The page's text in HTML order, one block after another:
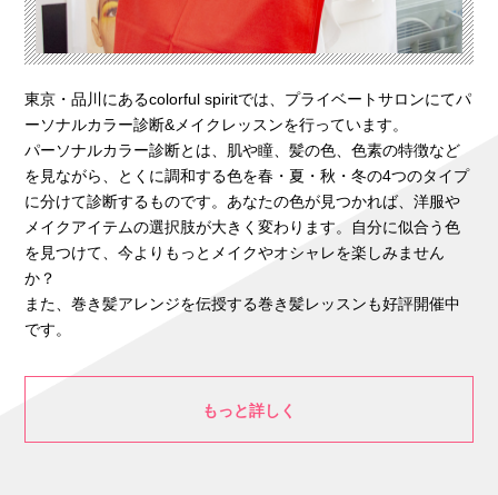
東京・品川にあるcolorful spiritでは、プライベートサロンにてパ
ーソナルカラー診断&メイクレッスンを行っています。
パーソナルカラー診断とは、肌や瞳、髪の色、色素の特徴など
を見ながら、とくに調和する色を春・夏・秋・冬の4つのタイプ
に分けて診断するものです。あなたの色が見つかれば、洋服や
メイクアイテムの選択肢が大きく変わります。自分に似合う色
を見つけて、今よりもっとメイクやオシャレを楽しみません
か？
また、巻き髪アレンジを伝授する巻き髪レッスンも好評開催中
です。
もっと詳しく